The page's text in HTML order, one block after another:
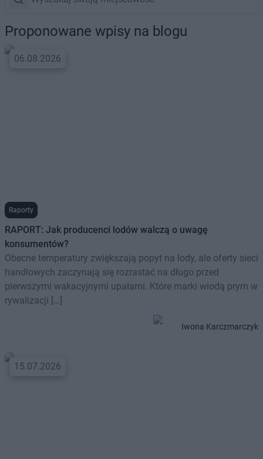
Proponowane wpisy na blogu
06.08.2026
Raporty
RAPORT: Jak producenci lodów walczą o uwagę
konsumentów?
Obecne temperatury zwiększają popyt na lody, ale oferty sieci
handlowych zaczynają się rozrastać na długo przed
pierwszymi wakacyjnymi upałami. Które marki wiodą prym w
rywalizacji […]
Iwona Karczmarczyk
15.07.2026